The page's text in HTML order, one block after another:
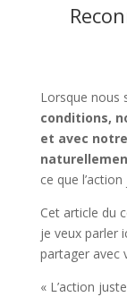
Lorsque nous
conditions,
et avec
ce que
Cet article du
je veux parler
partager avec
« L’action